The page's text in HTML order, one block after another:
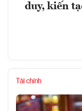
duy, kiến
Tài chính